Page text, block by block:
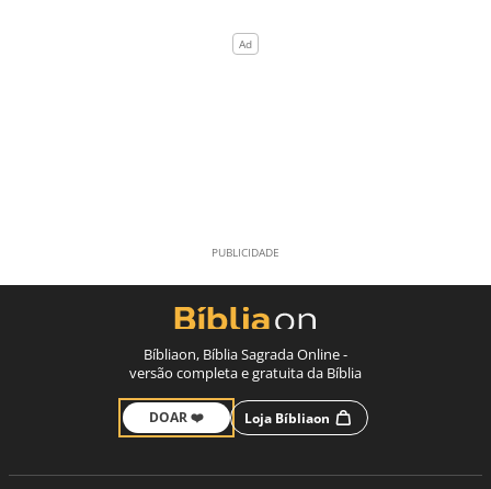
Bíbliaon, Bíblia Sagrada Online -
versão completa e gratuita da Bíblia
DOAR ❤️ Loja Bíbliaon